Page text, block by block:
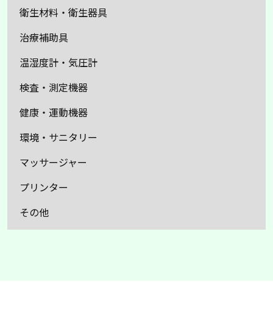
衛生材料・衛生器具
治療補助具
温湿度計・気圧計
検査・測定機器
健康・運動機器
環境・サニタリー
マッサージャー
プリンター
その他